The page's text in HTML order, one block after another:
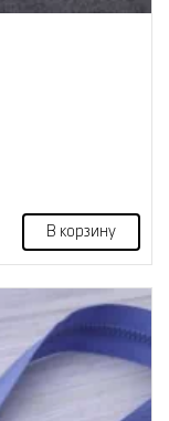
В корзину